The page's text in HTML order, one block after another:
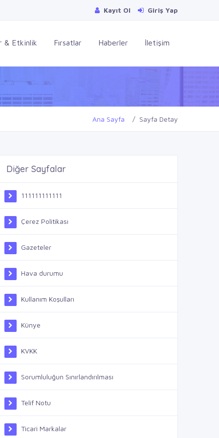
Kayıt Ol Giriş Yap
& Etkinlik Fırsatlar Haberler İletişim
Ana Sayfa Sayfa Detay
Diğer Sayfalar
111111111111
Çerez Politikası
Gazeteler
Hava durumu
Kullanım Koşulları
Künye
KVKK
Sorumluluğun Sınırlandırılması
Telif Notu
Ticari Markalar